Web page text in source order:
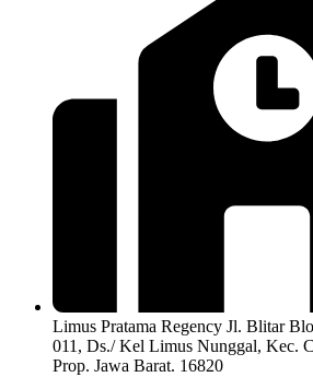
Limus Pratama Regency Jl. Blitar
011, Ds./ Kel Limus Nunggal, Kec.
Prop. Jawa Barat. 16820